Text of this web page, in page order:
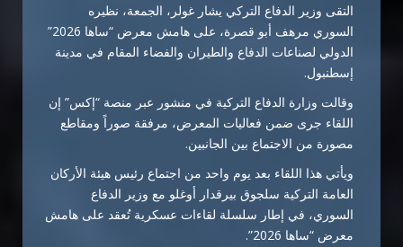
التقى وزير الدفاع التركي يشار غولر، الجمعة، نظيره
السوري مرهف أبو قصرة، على هامش معرض “ساها 2026”
الدولي لصناعات الدفاع والطيران والفضاء المقام في مدينة
إسطنبول.
وقالت وزارة الدفاع التركية في منشور عبر منصة “إكس” إن
اللقاء جرى ضمن فعاليات المعرض، مرفقة صوراً ومقاطع
مصورة من الاجتماع بين الجانبين.
ويأتي هذا اللقاء بعد يوم واحد من اجتماع رئيس هيئة الأركان
العامة التركية سلجوق بيرقدار أوغلو مع وزير الدفاع
السوري، في إطار سلسلة لقاءات عسكرية تُعقد على هامش
معرض “ساها 2026”.